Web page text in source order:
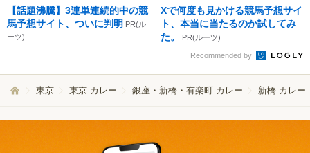
【話題沸騰】3連単連続的中の競
馬予想サイト、ついに判明 PR(ル
ーツ)
Xで何度も見かける競馬予想サイ
ト、本当に当たるのか試してみ
た。
PR(ルーツ)
Recommended by
東京 東京 カレー 銀座・新橋・有楽町 カレー 新橋 カレー